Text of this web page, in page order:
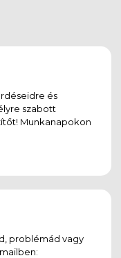
és
szabott
Munkanapokon
problémád vagy